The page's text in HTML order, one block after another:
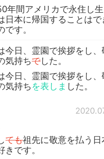
年間アメリカで永住し
日本に帰国することはで
です。
今日、霊園で挨拶をし、
気持ちでした。
今日、霊園で挨拶をし、
気持ちを表しま した。
ても祖先に敬意を払う日
きです。